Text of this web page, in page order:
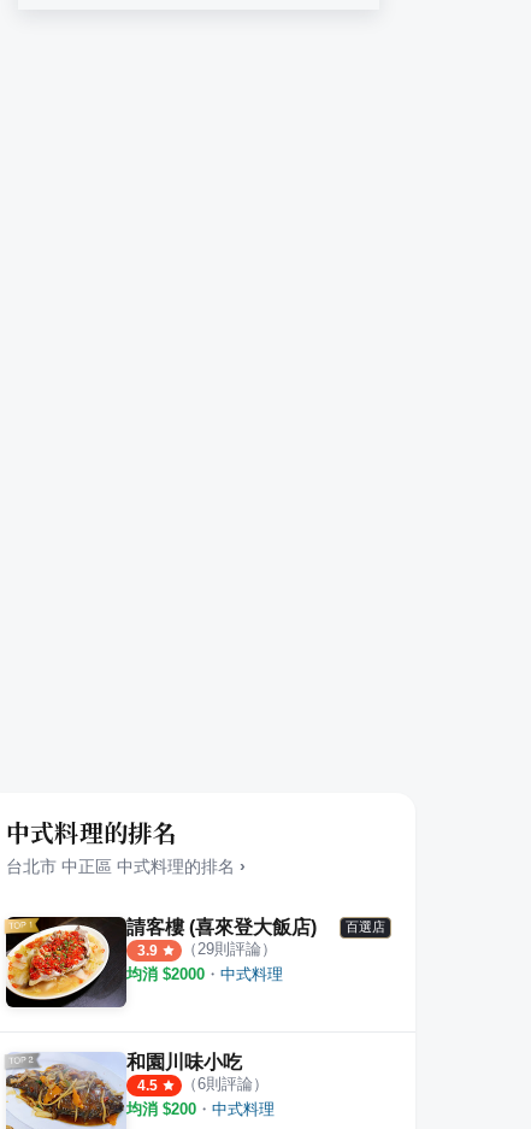
中式料理的排名
台北市 中正區 中式料理的排名 ›
請客樓 (喜來登大飯店) 百選店
3.9 （29則評論）
均消 $2000 ・ 中式料理
和園川味小吃
4.5 （6則評論）
均消 $200 ・ 中式料理